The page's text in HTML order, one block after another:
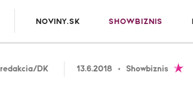
NOVINY.SK SHOWBIZNIS
redakcia/DK 13.6.2018 Showbiznis